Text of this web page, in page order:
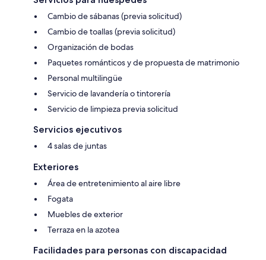
Cambio de sábanas (previa solicitud)
Cambio de toallas (previa solicitud)
Organización de bodas
Paquetes románticos y de propuesta de matrimonio
Personal multilingüe
Servicio de lavandería o tintorería
Servicio de limpieza previa solicitud
Servicios ejecutivos
4 salas de juntas
Exteriores
Área de entretenimiento al aire libre
Fogata
Muebles de exterior
Terraza en la azotea
Facilidades para personas con discapacidad